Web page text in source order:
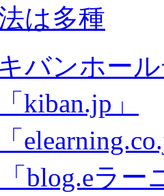
は多種
バンホー
kiban.jp」
blog.eラー